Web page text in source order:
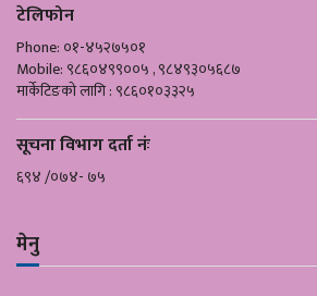
टेलिफोन
Phone: ०१-४५२७५०१
Mobile: ९८६०४९९००५ , ९८४९३०५६८७
मार्केटिङको लागि : ९८६०१०३३२५
सूचना विभाग दर्ता नंः
६९४ /०७४- ७५
मेनु